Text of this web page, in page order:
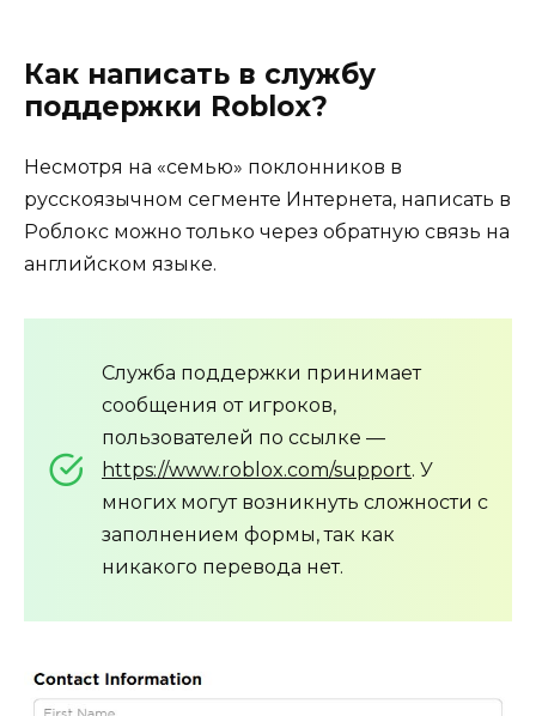
Как написать в службу
поддержки Roblox?
Несмотря на «семью» поклонников в
русскоязычном сегменте Интернета, написать в
Роблокс можно только через обратную связь на
английском языке.
Служба поддержки принимает
сообщения от игроков,
пользователей по ссылке —
https://www.roblox.com/support. У
многих могут возникнуть сложности с
заполнением формы, так как
никакого перевода нет.